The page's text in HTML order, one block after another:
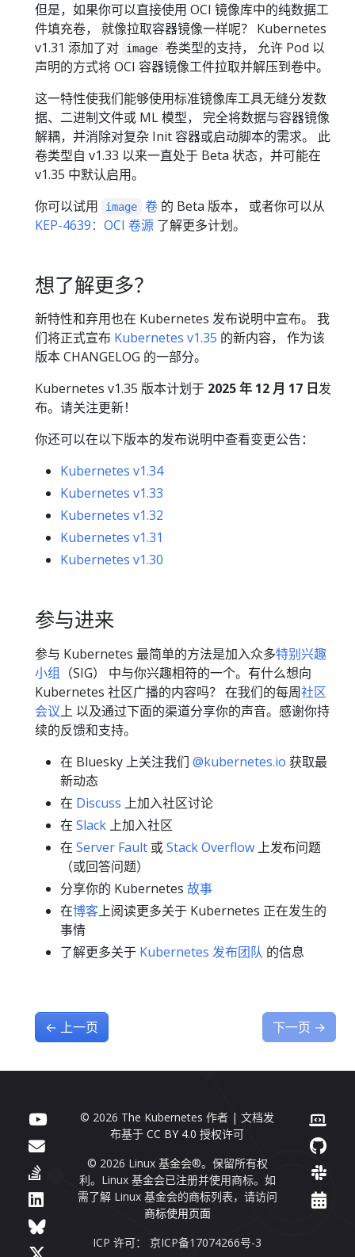
但是，如果你可以直接使用 OCI 镜像库中的纯数据工
件填充卷， 就像拉取容器镜像一样呢？ Kubernetes
v1.31 添加了对
image
卷类型的支持， 允许 Pod 以
声明的方式将 OCI 容器镜像工件拉取并解压到卷中。
这一特性使我们能够使用标准镜像库工具无缝分发数
据、二进制文件或 ML 模型， 完全将数据与容器镜像
解耦，并消除对复杂 Init 容器或启动脚本的需求。 此
卷类型自 v1.33 以来一直处于 Beta 状态，并可能在
v1.35 中默认启用。
你可以试用
image 卷的 Beta 版本， 或者你可以从
KEP-4639：OCI 卷源 了解更多计划。
想了解更多？
新特性和弃用也在 Kubernetes 发布说明中宣布。 我
们将正式宣布 Kubernetes v1.35 的新内容， 作为该
版本 CHANGELOG 的一部分。
Kubernetes v1.35 版本计划于 2025 年 12 月 17 日发
布。请关注更新！
你还可以在以下版本的发布说明中查看变更公告：
Kubernetes v1.34
Kubernetes v1.33
Kubernetes v1.32
Kubernetes v1.31
Kubernetes v1.30
参与进来
参与 Kubernetes 最简单的方法是加入众多特别兴趣
小组 （SIG） 中与你兴趣相符的一个。有什么想向
Kubernetes 社区广播的内容吗？ 在我们的每周社区
会议上 以及通过下面的渠道分享你的声音。感谢你持
续的反馈和支持。
在 Bluesky 上关注我们 @kubernetes.io 获取最
新动态
在 Discuss 上加入社区讨论
在 Slack 上加入社区
在 Server Fault 或Stack Overflow 上发布问题
（或回答问题）
分享你的 Kubernetes 故事
在博客上阅读更多关于 Kubernetes 正在发生的
事情
了解更多关于 Kubernetes 发布团队 的信息
← 上一页 下一页 →
© 2026 The Kubernetes 作者 | 文档发
布基于CC BY 4.0 授权许可
© 2026 Linux 基金会®。保留所有权
利。Linux 基金会已注册并使用商标。如
需了解 Linux 基金会的商标列表，请访问
商标使用页面
ICP 许可： 京ICP备17074266号-3